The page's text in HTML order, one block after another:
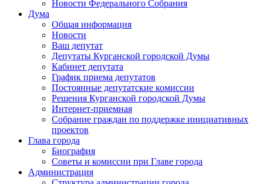
Новости Федерального Cобрания
Дума
Общая информация
Новости
Ваш депутат
Депутаты Курганской городской Думы
Кабинет депутата
График приема депутатов
Постоянные депутатские комиссии
Решения Курганской городской Думы
Интернет-приемная
Собрание граждан по поддержке инициативных
проектов
Глава города
Биография
Советы и комиссии при Главе города
Администрация